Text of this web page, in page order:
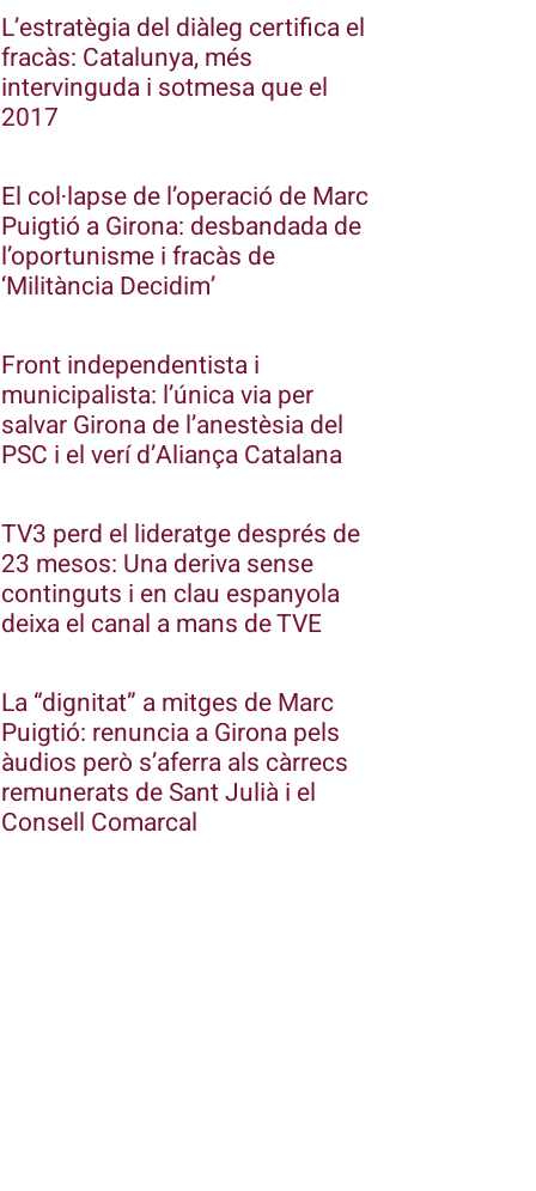
L’estratègia del diàleg certifica el
fracàs: Catalunya, més
intervinguda i sotmesa que el
2017
El col·lapse de l’operació de Marc
Puigtió a Girona: desbandada de
l’oportunisme i fracàs de
‘Militància Decidim’
Front independentista i
municipalista: l’única via per
salvar Girona de l’anestèsia del
PSC i el verí d’Aliança Catalana
TV3 perd el lideratge després de
23 mesos: Una deriva sense
continguts i en clau espanyola
deixa el canal a mans de TVE
La “dignitat” a mitges de Marc
Puigtió: renuncia a Girona pels
àudios però s’aferra als càrrecs
remunerats de Sant Julià i el
Consell Comarcal